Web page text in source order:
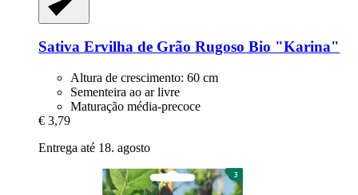
Sativa Ervilha de Grão Rugoso Bio "Karina"
Altura de crescimento: 60 cm
Sementeira ao ar livre
Maturação média-precoce
€ 3,79
Entrega até 18. agosto